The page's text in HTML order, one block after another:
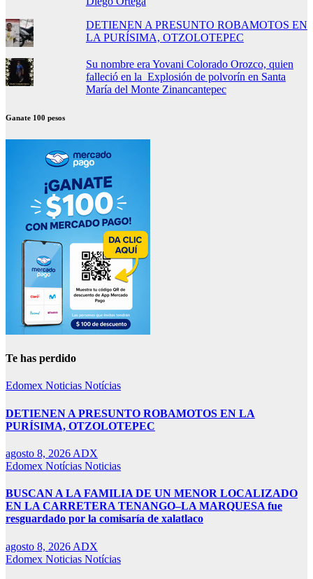
DETIENEN A PRESUNTO ROBAMOTOS EN
LA PURÍSIMA, OTZOLOTEPEC
Su nombre era Yovani Colorado Orozco, quien
falleció en la Explosión de polvorín en Santa
María del Monte Zinancantepec
Ganate 100 pesos
Te has perdido
Edomex Noticias Notícias
DETIENEN A PRESUNTO ROBAMOTOS EN LA
PURÍSIMA, OTZOLOTEPEC
agosto 8, 2026 ADX
Edomex Notícias Noticias
BUSCAN A LA FAMILIA DE UN MENOR LOCALIZADO
EN LA CARRETERA TENANGO–LA MARQUESA fue
resguardado por la comisaría de xalatlaco
agosto 8, 2026 ADX
Edomex Noticias Notícias